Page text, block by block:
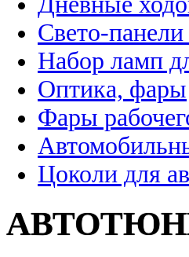
Свето-
Набор ламп
Оптика, фары
Фары
Цоколи для